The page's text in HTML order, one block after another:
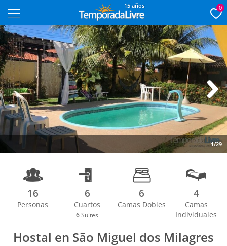
15 años 0
1/29
Next
16
Personas
6
Cuartos
6 Suites
6
Camas Dobles
4
Camas
Individuales
Hostal en São Miguel dos Milagres